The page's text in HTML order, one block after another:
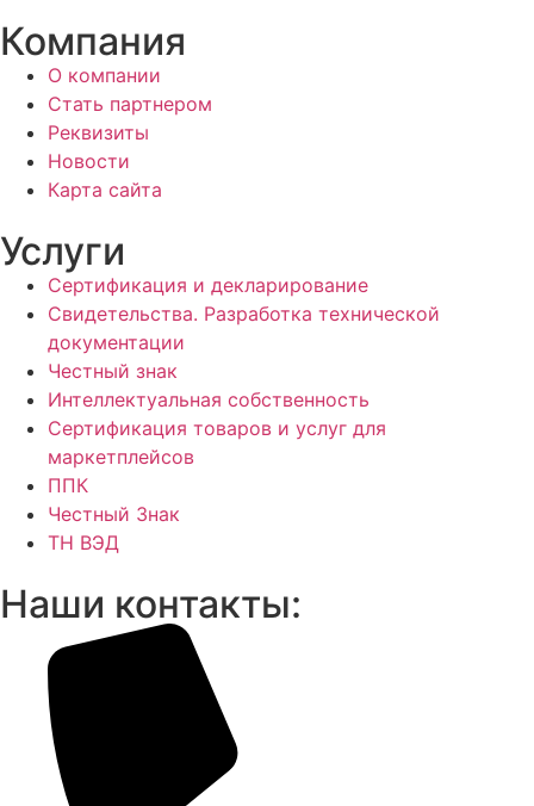
Компания
О компании
Стать партнером
Реквизиты
Новости
Карта сайта
Услуги
Сертификация и декларирование
Свидетельства. Разработка технической
документации
Честный знак
Интеллектуальная собственность
Сертификация товаров и услуг для
маркетплейсов
ППК
Честный Знак
ТН ВЭД
Наши контакты: